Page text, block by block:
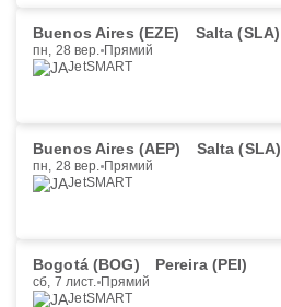
Buenos Aires (EZE) Salta (SLA)
пн, 28 вер. Прямий
JetSMART
Buenos Aires (AEP) Salta (SLA)
пн, 28 вер. Прямий
JetSMART
Bogotá (BOG) Pereira (PEI)
сб, 7 лист. Прямий
JetSMART